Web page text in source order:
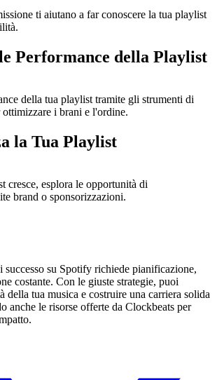
ti aiutano a far conoscere la tua playlist
Performance della Playlist
della tua playlist tramite gli strumenti di
i brani e l'ordine.
la Tua Playlist
cresce, esplora le opportunità di
brand o sponsorizzazioni.
successo su Spotify richiede pianificazione,
costante. Con le giuste strategie, puoi
della tua musica e costruire una carriera solida
anche le risorse offerte da Clockbeats per